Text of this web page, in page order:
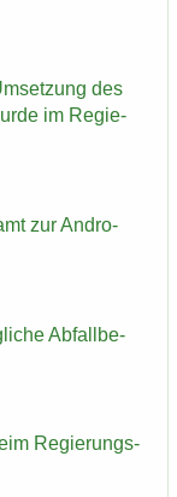
des
im Re­gie­
zur An­dro­
Ab­fall­be­
Re­gie­rungs­